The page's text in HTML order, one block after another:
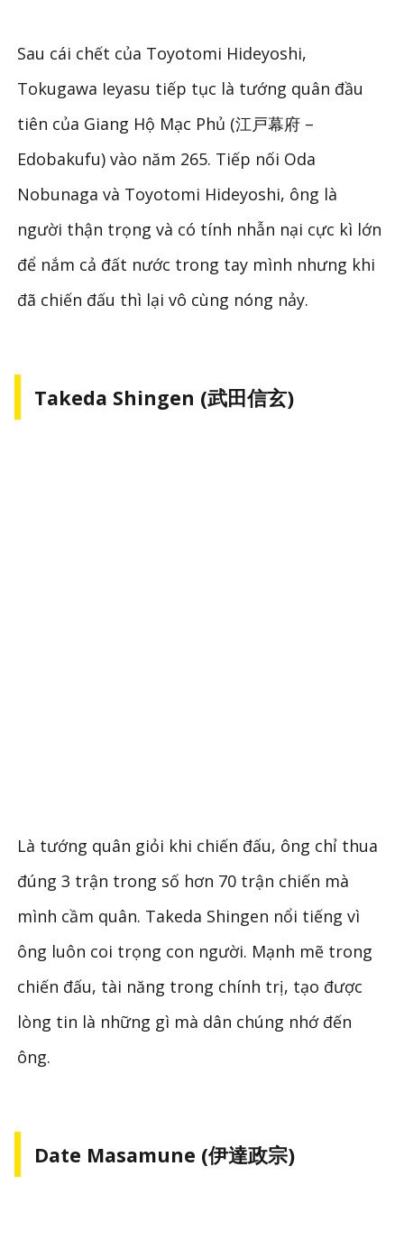
Sau cái chết của Toyotomi Hideyoshi,
Tokugawa Ieyasu tiếp tục là tướng quân đầu
tiên của Giang Hộ Mạc Phủ (江戸幕府 –
Edobakufu) vào năm 265. Tiếp nối Oda
Nobunaga và Toyotomi Hideyoshi, ông là
người thận trọng và có tính nhẫn nại cực kì lớn
để nắm cả đất nước trong tay mình nhưng khi
đã chiến đấu thì lại vô cùng nóng nảy.
Takeda Shingen (武田信玄)
Là tướng quân giỏi khi chiến đấu, ông chỉ thua
đúng 3 trận trong số hơn 70 trận chiến mà
mình cầm quân. Takeda Shingen nổi tiếng vì
ông luôn coi trọng con người. Mạnh mẽ trong
chiến đấu, tài năng trong chính trị, tạo được
lòng tin là những gì mà dân chúng nhớ đến
ông.
Date Masamune (伊達政宗)